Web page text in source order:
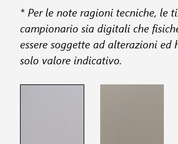
* Per le note ragioni tecniche, le
campionario sia digitali che
essere soggette ad alterazioni ed
solo valore indicativo.